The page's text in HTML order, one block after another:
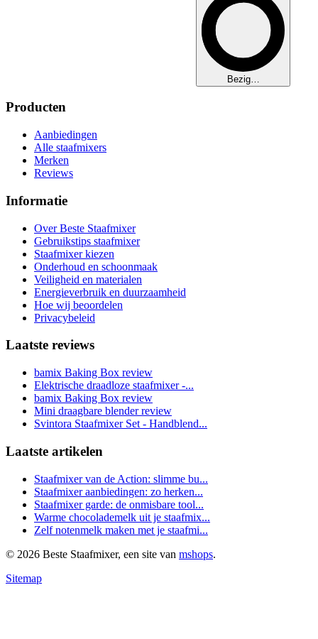
Bezig…
Producten
Aanbiedingen
Alle staafmixers
Merken
Reviews
Informatie
Over Beste Staafmixer
Gebruikstips staafmixer
Staafmixer kiezen
Onderhoud en schoonmaak
Veiligheid en materialen
Energieverbruik en duurzaamheid
Hoe wij beoordelen
Privacybeleid
Laatste reviews
bamix Baking Box review
Elektrische draadloze staafmixer -...
bamix Baking Box review
Mini draagbare blender review
Svintora Staafmixer Set - Handblend...
Laatste artikelen
Staafmixer van de Action: slimme bu...
Staafmixer aanbiedingen: zo herken...
Staafmixer garde: de onmisbare tool...
Warme chocolademelk uit je staafmix...
Zelf notenmelk maken met je staafmi...
© 2026 Beste Staafmixer, een site van mshops.
Sitemap